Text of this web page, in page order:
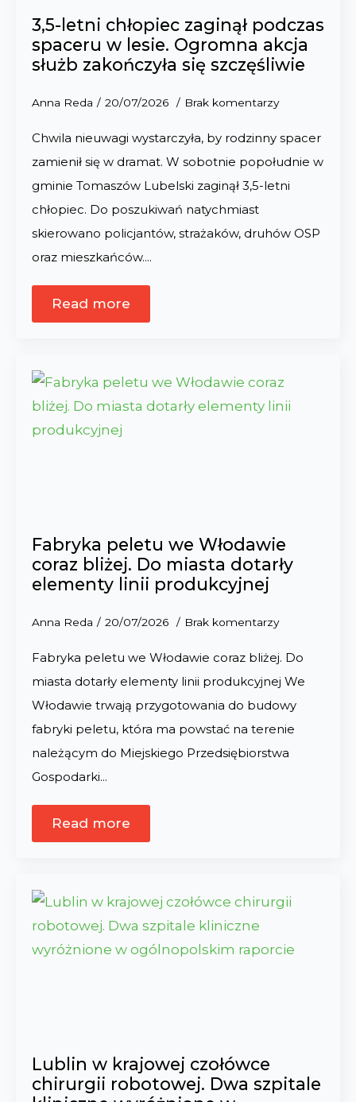
3,5-letni chłopiec zaginął podczas
spaceru w lesie. Ogromna akcja
służb zakończyła się szczęśliwie
Anna Reda 20/07/2026 Brak komentarzy
Chwila nieuwagi wystarczyła, by rodzinny spacer
zamienił się w dramat. W sobotnie popołudnie w
gminie Tomaszów Lubelski zaginął 3,5-letni
chłopiec. Do poszukiwań natychmiast
skierowano policjantów, strażaków, druhów OSP
oraz mieszkańców.…
Read more
Fabryka peletu we Włodawie
coraz bliżej. Do miasta dotarły
elementy linii produkcyjnej
Anna Reda 20/07/2026 Brak komentarzy
Fabryka peletu we Włodawie coraz bliżej. Do
miasta dotarły elementy linii produkcyjnej We
Włodawie trwają przygotowania do budowy
fabryki peletu, która ma powstać na terenie
należącym do Miejskiego Przedsiębiorstwa
Gospodarki…
Read more
Lublin w krajowej czołówce
chirurgii robotowej. Dwa szpitale